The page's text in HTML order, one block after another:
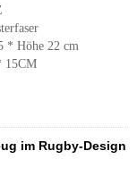
* Höhe 22 cm
15CM
im Rugby-Design